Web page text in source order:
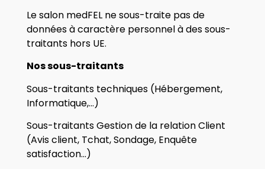
Le salon medFEL ne sous-traite pas de
données à caractère personnel à des sous-
traitants hors UE.
Nos sous-traitants
Sous-traitants techniques (Hébergement,
Informatique,…)
Sous-traitants Gestion de la relation Client
(Avis client, Tchat, Sondage, Enquête
satisfaction…)